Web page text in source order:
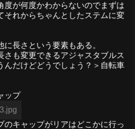
度が何度かわからないのでまずは
それからちゃんとしたステムに変
長さという要素もある。
さも変更できるアジャスタブルス
んだけどどうでしょう？＞自転車
ップ
のキャップがリアはどこかに行っ